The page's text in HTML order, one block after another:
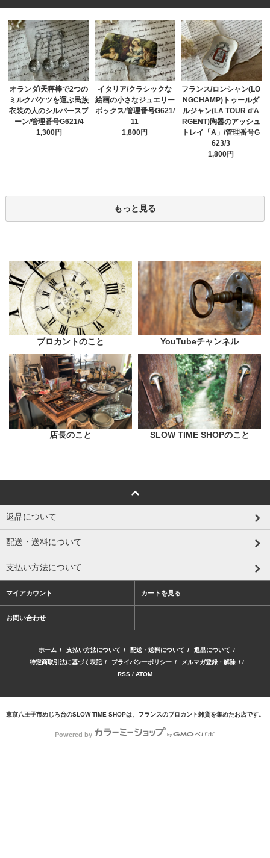
オランダ/天秤棒で2つの
ミルクバケツを運ぶ民族
衣装の人のシルバースプ
ーン/管理番号G621/4
1,300円
イタリア/クラシックな
絵画の小さなジュエリー
ボックス/管理番号G621/
11
1,800円
フランス/ロンシャン(LO
NGCHAMP)トゥールダ
ルジャン(LA TOUR d'A
RGENT)陶器のアッシュ
トレイ「A」/管理番号G
623/3
1,800円
もっと見る
ブロカントのこと YouTubeチャンネル
店長のこと SLOW TIME SHOPのこと
返品について
配送・送料について
支払い方法について
マイアカウント カートを見る
お問い合わせ
ホーム / 支払い方法について / 配送・送料について / 返品について /
特定商取引法に基づく表記 / プライバシーポリシー / メルマガ登録・解除 / /
RSS / ATOM
東京八王子市めじろ台のSLOW TIME SHOPは、フランスのブロカント雑貨を集めたお店です。
Powered by